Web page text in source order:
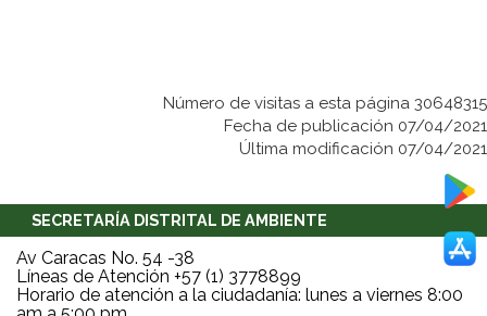
Número de visitas a esta página 30648315
Fecha de publicación 07/04/2021
Última modificación 07/04/2021
SECRETARÍA DISTRITAL DE AMBIENTE
Av Caracas No. 54 -38
Líneas de Atención +57 (1) 3778899
Horario de atención a la ciudadanía: lunes a viernes 8:00